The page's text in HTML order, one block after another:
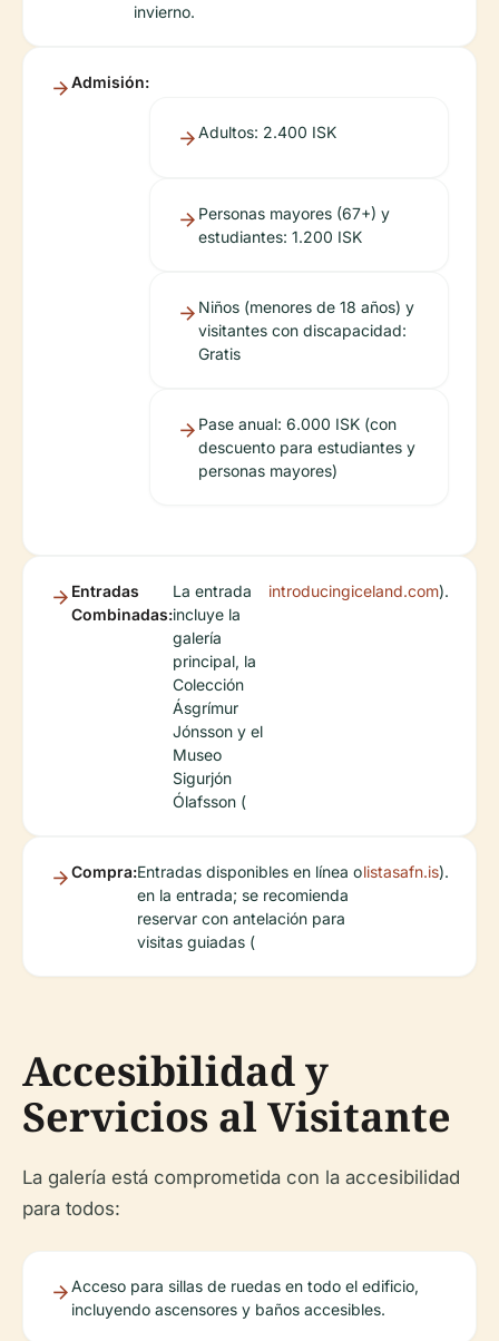
invierno.
Admisión:
Adultos: 2.400 ISK
Personas mayores (67+) y
estudiantes: 1.200 ISK
Niños (menores de 18 años) y
visitantes con discapacidad:
Gratis
Pase anual: 6.000 ISK (con
descuento para estudiantes y
personas mayores)
Entradas
Combinadas:
La entrada
incluye la
galería
principal, la
Colección
Ásgrímur
Jónsson y el
Museo
Sigurjón
Ólafsson (
introducingiceland.com).
Compra:Entradas disponibles en línea o
en la entrada; se recomienda
reservar con antelación para
visitas guiadas (
listasafn.is).
Accesibilidad y
Servicios al Visitante
La galería está comprometida con la accesibilidad
para todos:
Acceso para sillas de ruedas en todo el edificio,
incluyendo ascensores y baños accesibles.